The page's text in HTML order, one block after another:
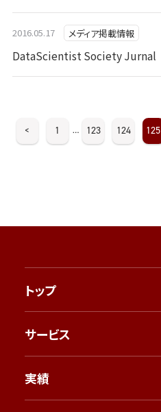
2016.05.17 メディア掲載情報
DataScientist Society Jurnal
< 1 … 123 124 125
トップ
サービス
実績